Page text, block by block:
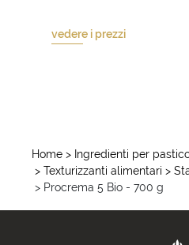
vedere i prezzi
Home > Ingredienti per
> Texturizzanti alimentari >
> Procrema 5 Bio - 700 g